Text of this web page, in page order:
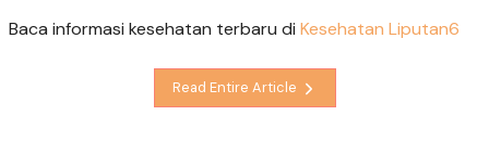
Baca informasi kesehatan terbaru di Kesehatan Liputan6
Read Entire Article